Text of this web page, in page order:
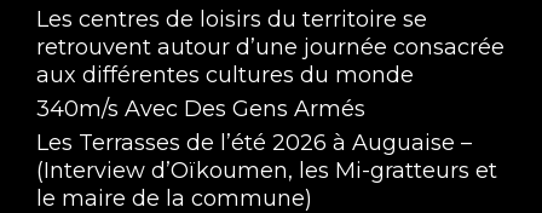
Les centres de loisirs du territoire se
retrouvent autour d’une journée consacrée
aux différentes cultures du monde
340m/s Avec Des Gens Armés
Les Terrasses de l’été 2026 à Auguaise –
(Interview d’Oïkoumen, les Mi-gratteurs et
le maire de la commune)